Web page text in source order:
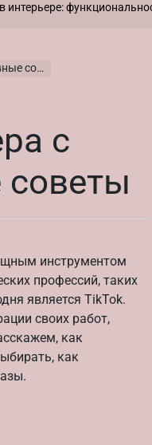
функциональность и
с
инструментом
профессий, таких
является TikTok.
своих работ,
как
как